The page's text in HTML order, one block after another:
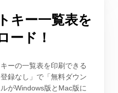
キー一覧表を
ード！
ーの一覧表を印刷できる
録なし」で「無料ダウン
がWindows版とMac版に